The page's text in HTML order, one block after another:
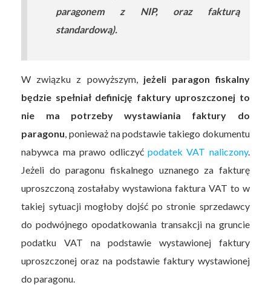
paragonem z NIP, oraz fakturą
standardową).
W związku z powyższym, jeżeli paragon fiskalny
będzie spełniał definicję faktury uproszczonej to
nie ma potrzeby wystawiania faktury do
paragonu, ponieważ na podstawie takiego dokumentu
nabywca ma prawo odliczyćpodatek VAT naliczony.
Jeżeli do paragonu fiskalnego uznanego za fakturę
uproszczoną zostałaby wystawiona faktura VAT to w
takiej sytuacji mogłoby dojść po stronie sprzedawcy
do podwójnego opodatkowania transakcji na gruncie
podatku VAT na podstawie wystawionej faktury
uproszczonej oraz na podstawie faktury wystawionej
do paragonu.